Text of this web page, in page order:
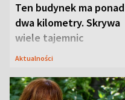
Ten budynek ma ponad
dwa kilometry. Skrywa
wiele tajemnic
Aktualności